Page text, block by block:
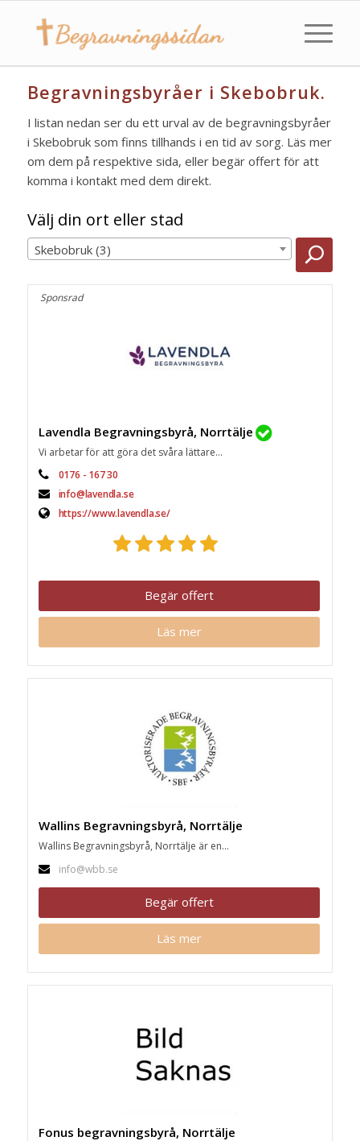
Begravningsbyråer i Skebobruk.
I listan nedan ser du ett urval av de begravningsbyråer
i Skebobruk som finns tillhands i en tid av sorg. Läs mer
om dem på respektive sida, eller begär offert för att
komma i kontakt med dem direkt.
Välj din ort eller stad
Skebobruk (3)
Sponsrad
Lavendla Begravningsbyrå, Norrtälje
Vi arbetar för att göra det svåra lättare...
0176 - 167 30
info@lavendla.se
https://www.lavendla.se/
Begär offert
Läs mer
Wallins Begravningsbyrå, Norrtälje
Wallins Begravningsbyrå, Norrtälje är en...
info@wbb.se
Begär offert
Läs mer
Fonus begravningsbyrå, Norrtälje